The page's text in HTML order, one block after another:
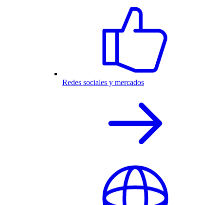
Redes sociales y mercados